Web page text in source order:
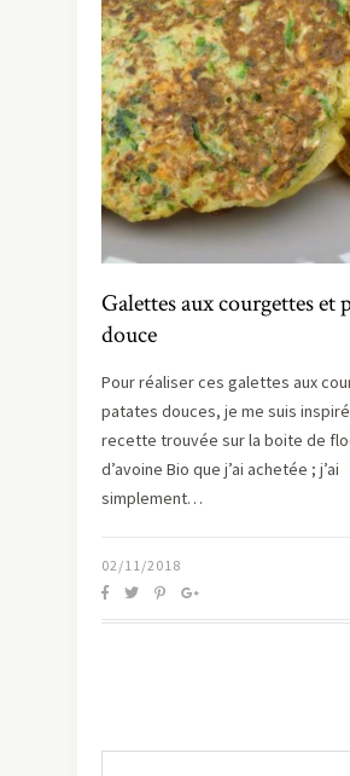
Galettes aux courgettes et
douce
Pour réaliser ces galettes aux
patates douces, je me suis
recette trouvée sur la boite de
d’avoine Bio que j’ai achetée ; j’ai
simplement…
02/11/2018